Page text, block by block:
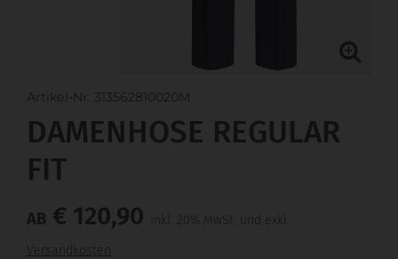
Artikel-Nr. 313562810020M
DAMENHOSE REGULAR
FIT
AB € 120,90
inkl. 20% MwSt. und exkl.
Versandkosten